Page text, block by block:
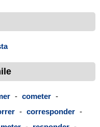
- cometer -
- corresponder -